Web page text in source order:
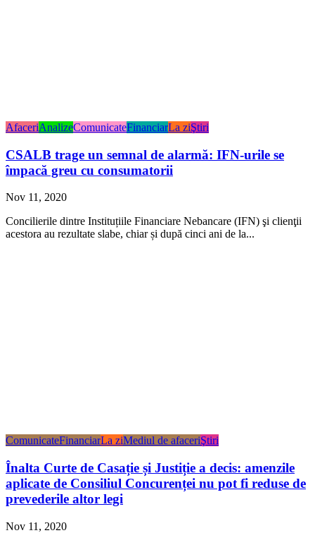
AfaceriAnalizeComunicateFinanciarLa ziŞtiri
CSALB trage un semnal de alarmă: IFN-urile se
împacă greu cu consumatorii
Nov 11, 2020
Concilierile dintre Instituțiile Financiare Nebancare (IFN) şi clienţii
acestora au rezultate slabe, chiar și după cinci ani de la...
ComunicateFinanciarLa ziMediul de afaceriŞtiri
Înalta Curte de Casație și Justiție a decis: amenzile
aplicate de Consiliul Concurenței nu pot fi reduse de
prevederile altor legi
Nov 11, 2020